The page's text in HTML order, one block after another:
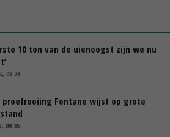
10 ton van de uienoogst zijn we nu
09:28
proefrooiing Fontane wijst op grote
09:35